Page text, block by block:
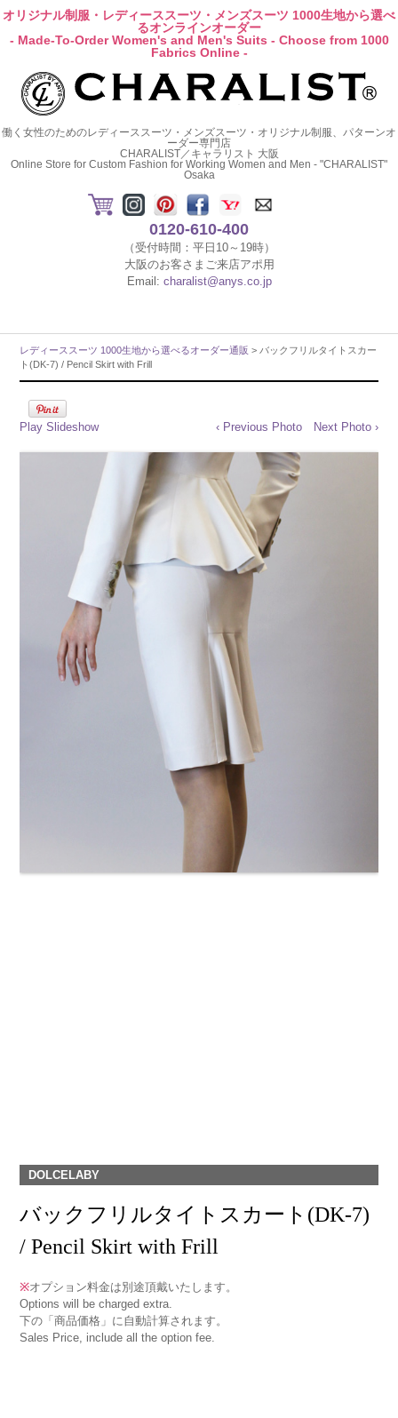
オリジナル制服・レディーススーツ・メンズスーツ 1000生地から選べ
るオンラインオーダー
- Made-To-Order Women's and Men's Suits - Choose from 1000
Fabrics Online -
働く女性のためのレディーススーツ・メンズスーツ・オリジナル制服、パターンオ
ーダー専門店
CHARALIST／キャラリスト 大阪
Online Store for Custom Fashion for Working Women and Men - "CHARALIST"
Osaka
0120-610-400
（受付時間：平日10～19時）
大阪のお客さまご来店アポ用
Email: charalist@anys.co.jp
レディーススーツ 1000生地から選べるオーダー通販 > バックフリルタイトスカー
ト(DK-7) / Pencil Skirt with Frill
Play Slideshow ‹ Previous Photo Next Photo ›
DOLCELABY
バックフリルタイトスカート(DK-7)
/ Pencil Skirt with Frill
※オプション料金は別途頂戴いたします。
Options will be charged extra.
下の「商品価格」に自動計算されます。
Sales Price, include all the option fee.